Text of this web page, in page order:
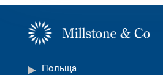
Польща